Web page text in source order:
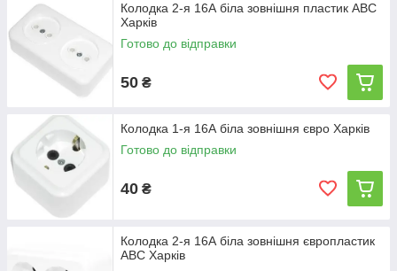
Колодка 2-я 16А біла зовнішня пластик АВС
Харків
Готово до відправки
50 ₴
Колодка 1-я 16А біла зовнішня євро Харків
Готово до відправки
40 ₴
Колодка 2-я 16А біла зовнішня європластик
АВС Харків